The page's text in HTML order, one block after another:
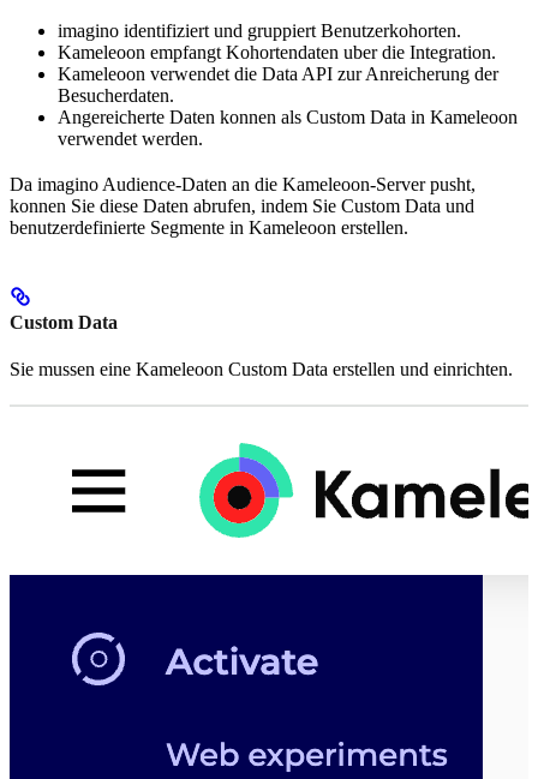
imagino identifiziert und gruppiert Benutzerkohorten.
Kameleoon empfangt Kohortendaten uber die Integration.
Kameleoon verwendet die Data API zur Anreicherung der
Besucherdaten.
Angereicherte Daten konnen als Custom Data in Kameleoon
verwendet werden.
Da imagino Audience-Daten an die Kameleoon-Server pusht,
konnen Sie diese Daten abrufen, indem Sie Custom Data und
benutzerdefinierte Segmente in Kameleoon erstellen.
Custom Data
Sie mussen eine Kameleoon Custom Data erstellen und einrichten.